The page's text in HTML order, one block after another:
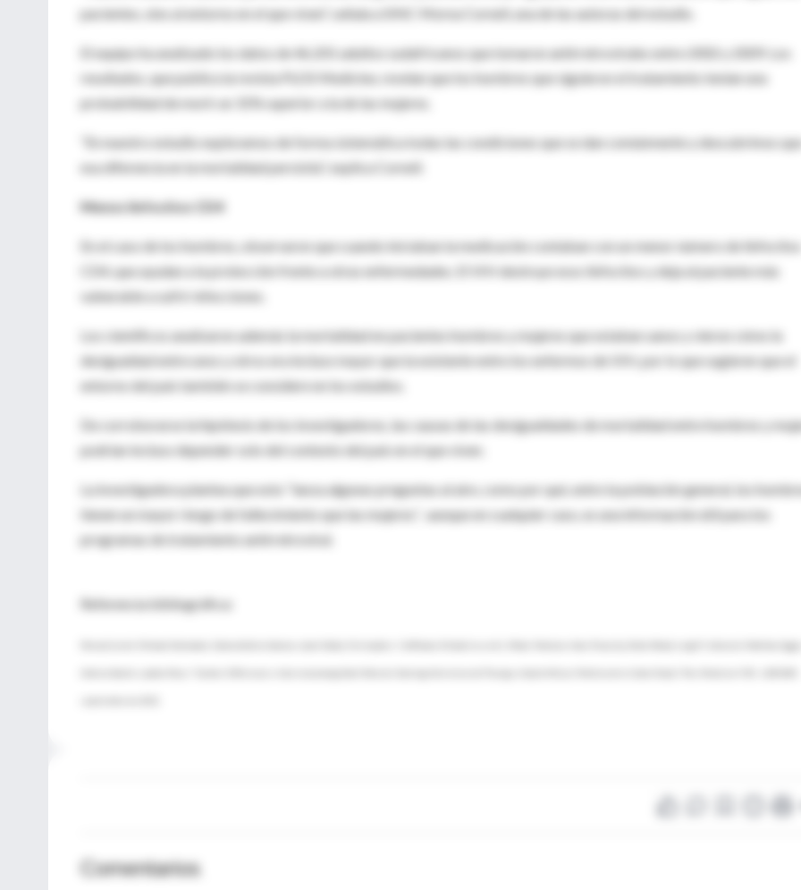
pacientes, sino al entorno en el que viven”, señala a SINC Morna Cornell, una de las autoras del estudio.
El equipo ha analizado los datos de 46.201 adultos sudafricanos que tomaron antirretrovirales entre 2002 y 2009. Los
resultados, que publica la revista PLOS Medicine, revelan que los hombres que siguieron el tratamiento tenían una
probabilidad de morir un 31% superior a la de las mujeres.
“En nuestro estudio exploramos de forma sistemática todas las condiciones que se dan comúnmente y descubrimos
esa diferencia en la mortalidad persistía”, explica Cornell.
Menos linfocitos CD4
En el caso de los hombres, observaron que cuando iniciaban la medicación contaban con un menor número de linfocitos
CD4, que ayudan a la protección frente a otras enfermedades. El VIH destruye esos linfocitos y deja al paciente más
vulnerable a sufrir infecciones.
Los científicos analizaron además la mortalidad en pacientes hombres y mujeres que estaban sanos y vieron cómo la
desigualdad entre unos y otros era incluso mayor que la existente entre los enfermos de VIH, por lo que sugieren que el
entorno del país también se considere en los estudios.
De corroborarse la hipótesis de los investigadores, las causas de las desigualdades de mortalidad entre hombres y
podrían incluso depender solo del contexto del país en el que viven.
La investigadora plantea que esto “lanza algunas preguntas al aire, como por qué, entre la población general, los
tienen un mayor riesgo de fallecimiento que las mujeres”, aunque en cualquier caso, es una información útil para los
programas de tratamiento antirretroviral.
Referencia bibliográfica:
Comentarios